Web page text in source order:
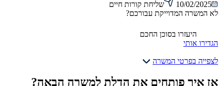
10/02/2025
שליחת קורות חיים
לא המשרה המדוייקת עבורכם?
היעזרו בסוכן החכם
הגדירו אותי
לצפייה בפרטי המשרה
אז איך פותחים את הדלת למשרה הבאה?